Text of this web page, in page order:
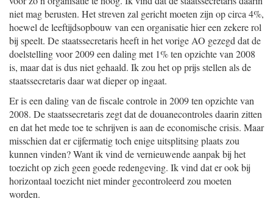
niet mag berusten. Het streven zal gericht moeten zijn op circa 4%,
hoewel de leeftijdsopbouw van een organisatie hier een zekere rol
bij speelt. De staatssecretaris heeft in het vorige AO gezegd dat de
doelstelling voor 2009 een daling met 1% ten opzichte van 2008
is, maar dat is dus niet gehaald. Ik zou het op prijs stellen als de
staatssecretaris daar wat dieper op ingaat.
Er is een daling van de fiscale controle in 2009 ten opzichte van
2008. De staatssecretaris zegt dat de douanecontroles daarin zitten
en dat het mede toe te schrijven is aan de economische crisis. Maar
misschien dat er cijfermatig toch enige uitsplitsing plaats zou
kunnen vinden? Want ik vind de vernieuwende aanpak bij het
toezicht op zich geen goede redengeving. Ik vind dat er ook bij
horizontaal toezicht niet minder gecontroleerd zou moeten
worden.